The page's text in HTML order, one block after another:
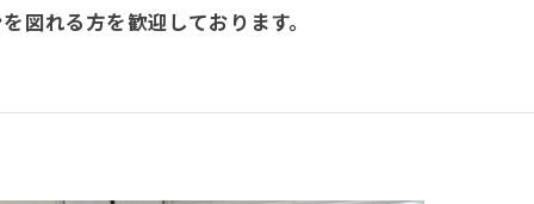
図れる方を歓迎しております。